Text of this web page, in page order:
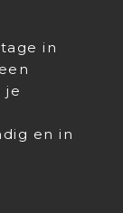
in
je
en in